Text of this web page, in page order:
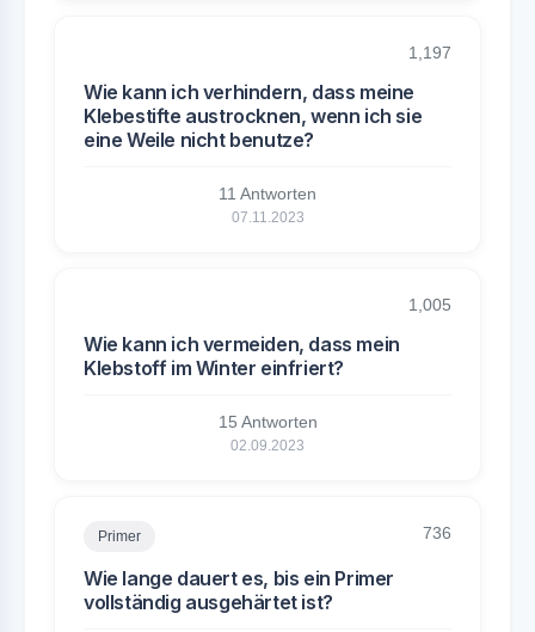
1,197
Wie kann ich verhindern, dass meine
Klebestifte austrocknen, wenn ich sie
eine Weile nicht benutze?
11 Antworten
07.11.2023
1,005
Wie kann ich vermeiden, dass mein
Klebstoff im Winter einfriert?
15 Antworten
02.09.2023
Primer 736
Wie lange dauert es, bis ein Primer
vollständig ausgehärtet ist?